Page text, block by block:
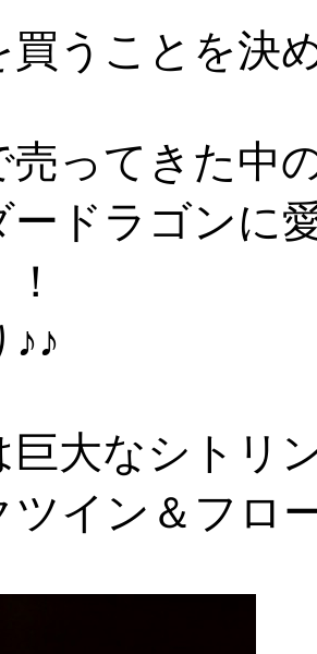
買うことを決
売ってきた中
ードラゴンに
巨大なシトリ
ツイン＆フロ